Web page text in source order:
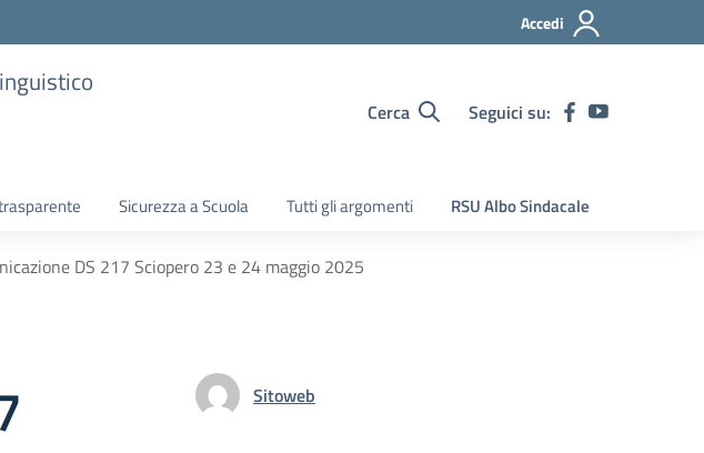
Accedi
Cerca Seguici su:
Sicurezza a Scuola Tutti gli argomenti RSU Albo Sindacale
DS 217 Sciopero 23 e 24 maggio 2025
Sitoweb